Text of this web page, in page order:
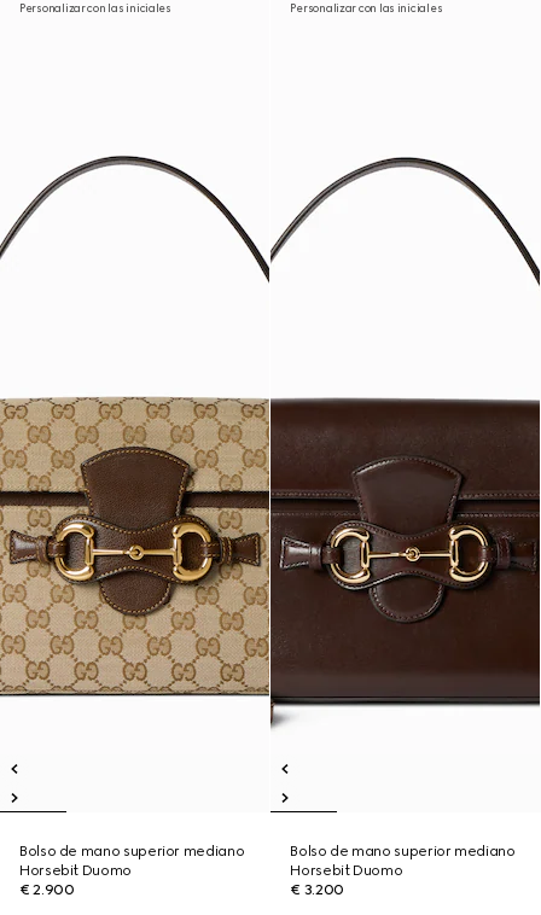
Personalizar con las iniciales
Bolso de mano superior mediano
Horsebit Duomo
€ 2.900
Personalizar con las iniciales
Bolso de mano superior mediano
Horsebit Duomo
€ 3.200